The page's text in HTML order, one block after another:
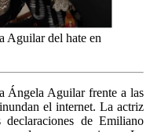
Aguilar del hate en
Ángela Aguilar frente a las
el internet. La actriz
de Emiliano